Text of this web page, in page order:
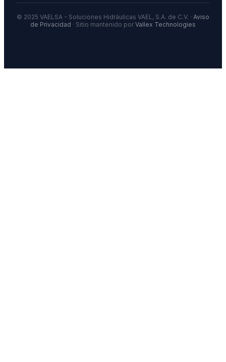
© 2025 VAELSA - Soluciones Hidráulicas VAEL, S.A. de C.V. · Aviso
de Privacidad · Sitio mantenido por Vallex Technologies